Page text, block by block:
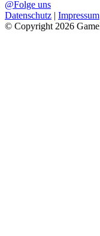
@Folge uns
Datenschutz | Impressum
© Copyright 2026